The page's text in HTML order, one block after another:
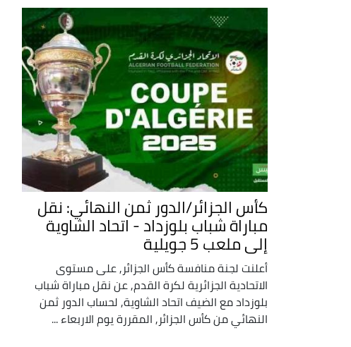
كأس الجزائر/الدور ثمن النهائي: نقل
مباراة شباب بلوزداد - اتحاد الشاوية
إلى ملعب 5 جويلية
أعلنت لجنة منافسة كأس الجزائر, على مستوى
الاتحادية الجزائرية لكرة القدم, عن نقل مباراة شباب
بلوزداد مع الضيف اتحاد الشاوية, لحساب الدور ثمن
النهائي من كأس الجزائر, المقررة يوم الاربعاء ...